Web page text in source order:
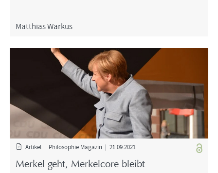
Mat­thi­as War­kus
Ar­ti­kel | Phi­lo­so­phie Ma­ga­zin | 21.09.2021
Mer­kel geht, Mer­kel­co­re bleibt